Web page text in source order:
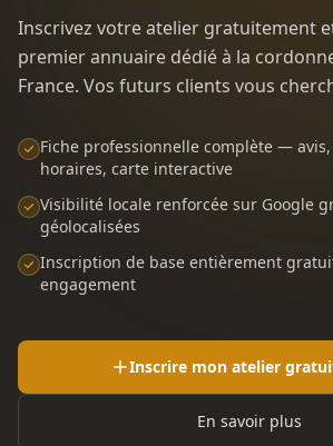
Inscrivez votre atelier gratuitement
premier annuaire dédié à la
France. Vos futurs clients vous
Fiche professionnelle complète —
horaires, carte interactive
Visibilité locale renforcée sur Google
géolocalisées
Inscription de base entièrement
engagement
Inscrire mon atelier
En savoir plus